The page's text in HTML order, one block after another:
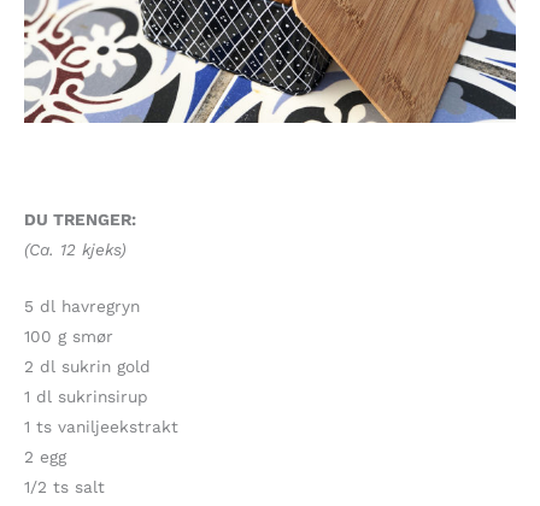
DU TRENGER:
(Ca. 12 kjeks)
5 dl havregryn
100 g smør
2 dl sukrin gold
1 dl sukrinsirup
1 ts vaniljeekstrakt
2 egg
1/2 ts salt